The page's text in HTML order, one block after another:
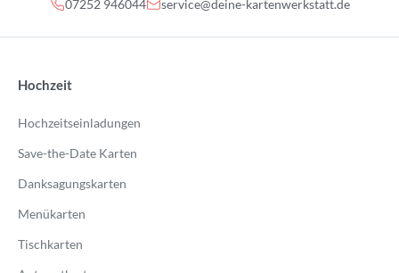
07252 946044 service@deine-kartenwerkstatt.de
Hochzeit
Hochzeitseinladungen
Save-the-Date Karten
Danksagungskarten
Menükarten
Tischkarten